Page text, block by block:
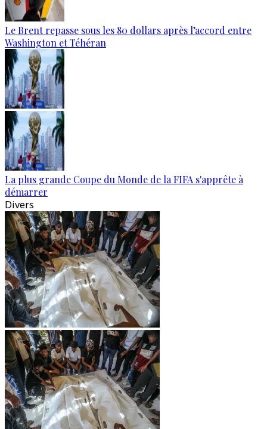
Le Brent repasse sous les 80 dollars après l’accord entre
Washington et Téhéran
La plus grande Coupe du Monde de la FIFA s'apprête à
démarrer
Divers